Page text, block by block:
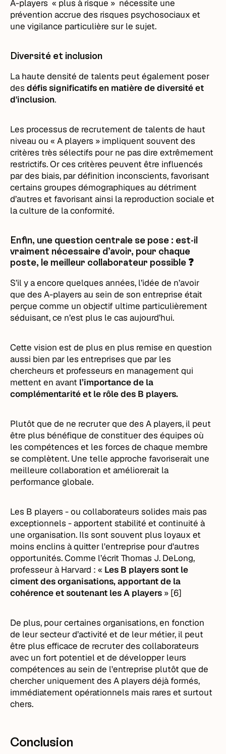
A-players « plus à risque » nécessite une
prévention accrue des risques psychosociaux et
une vigilance particulière sur le sujet.
Diversité et inclusion
La haute densité de talents peut également poser
desdéfis significatifs en matière de diversité et
d'inclusion.
Les processus de recrutement de talents de haut
niveau ou « A players » impliquent souvent des
critères très sélectifs pour ne pas dire extrêmement
restrictifs. Or ces critères peuvent être influencés
par des biais, par définition inconscients, favorisant
certains groupes démographiques au détriment
d’autres et favorisant ainsi la reproduction sociale et
la culture de la conformité.
Enfin, une question centrale se pose : est-il
vraiment nécessaire d’avoir, pour chaque
poste, le meilleur collaborateur possible ❓
S’il y a encore quelques années, l’idée de n’avoir
que des A-players au sein de son entreprise était
perçue comme un objectif ultime particulièrement
séduisant, ce n’est plus le cas aujourd’hui.
Cette vision est de plus en plus remise en question
aussi bien par les entreprises que par les
chercheurs et professeurs en management qui
mettent en avant l’importance de la
complémentarité et le rôle des B players.
Plutôt que de ne recruter que des A players, il peut
être plus bénéfique de constituer des équipes où
les compétences et les forces de chaque membre
se complètent. Une telle approche favoriserait une
meilleure collaboration et améliorerait la
performance globale.
Les B players - ou collaborateurs solides mais pas
exceptionnels - apportent stabilité et continuité à
une organisation. Ils sont souvent plus loyaux et
moins enclins à quitter l'entreprise pour d'autres
opportunités. Comme l’écrit Thomas J. DeLong,
professeur à Harvard : « Les B players sont le
ciment des organisations, apportant de la
cohérence et soutenant les A players » [6]
De plus, pour certaines organisations, en fonction
de leur secteur d’activité et de leur métier, il peut
être plus efficace de recruter des collaborateurs
avec un fort potentiel et de développer leurs
compétences au sein de l'entreprise plutôt que de
chercher uniquement des A players déjà formés,
immédiatement opérationnels mais rares et surtout
chers.
Conclusion